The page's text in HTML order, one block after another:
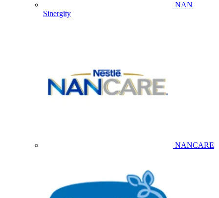
NAN
Sinergity
NANCARE